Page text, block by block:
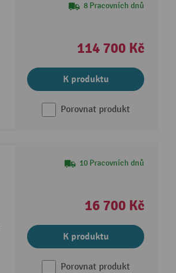
8 Pracovních dnů
114 700 Kč
K produktu
Porovnat produkt
10 Pracovních dnů
16 700 Kč
K produktu
Porovnat produkt